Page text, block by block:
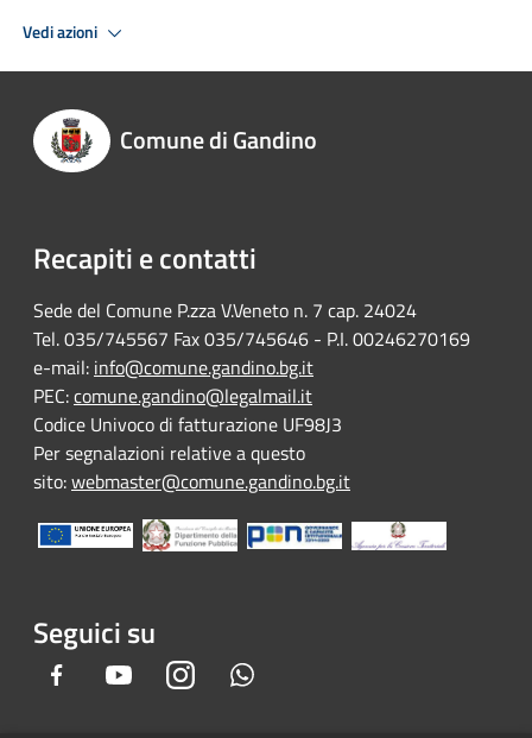
Vedi azioni
Comune di Gandino
Recapiti e contatti
Sede del Comune P.zza V.Veneto n. 7 cap. 24024
Tel. 035/745567 Fax 035/745646 - P.I. 00246270169
e-mail: info@comune.gandino.bg.it
PEC:comune.gandino@legalmail.it
Codice Univoco di fatturazione UF98J3
Per segnalazioni relative a questo
sito:webmaster@comune.gandino.bg.it
Seguici su
Facebook YoutubeInstagram